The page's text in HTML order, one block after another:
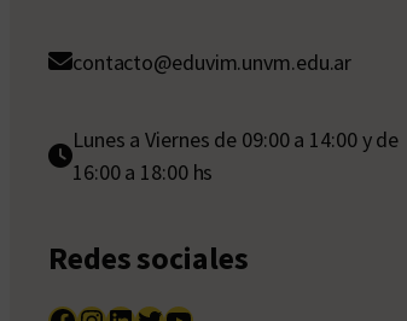
contacto@eduvim.unvm.edu.ar
Lunes a Viernes de 09:00 a 14:00 y de
16:00 a 18:00 hs
Redes sociales